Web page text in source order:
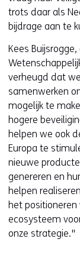
trots daar als
bijdrage aan te
Kees
verheugd dat
samenwerken
mogelijk te
hogere
helpen we ook
Europa te
nieuwe
genereren en
helpen
het
ecosysteem
onze strategie."